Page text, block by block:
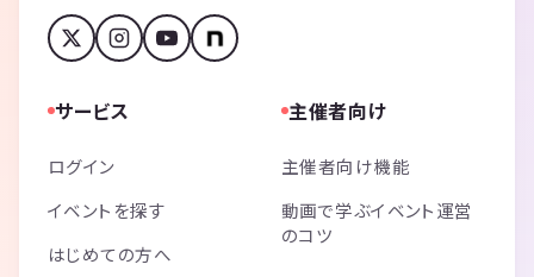
サービス
ログイン
イベントを探す
はじめての方へ
主催者向け
主催者向け機能
動画で学ぶイベント運営
のコツ